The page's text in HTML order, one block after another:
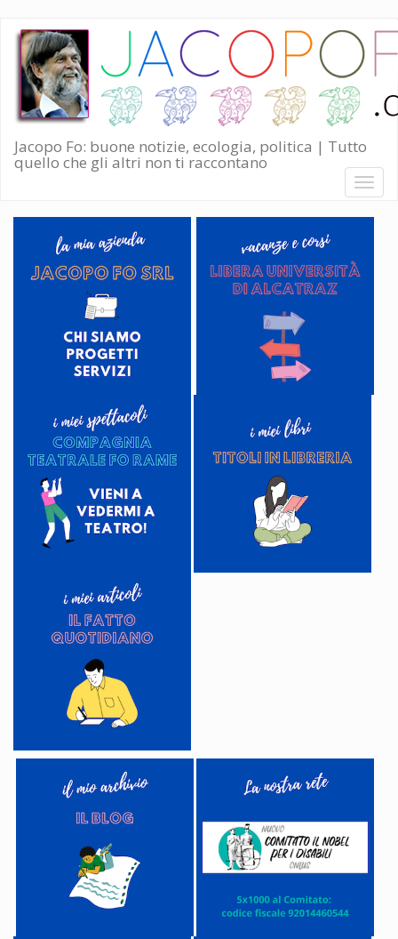
Salta
contenuto
principale
Jacopo Fo: buone notizie, ecologia, politica | Tutto
quello che gli altri non ti raccontano
Toggle